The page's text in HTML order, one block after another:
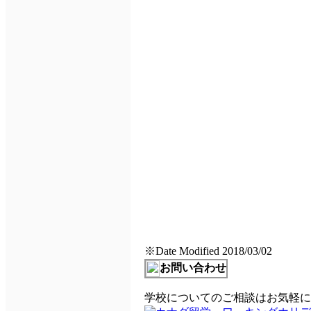
※Date Modified 2018/03/02
お問い合わせ
学校についてのご相談はお気軽